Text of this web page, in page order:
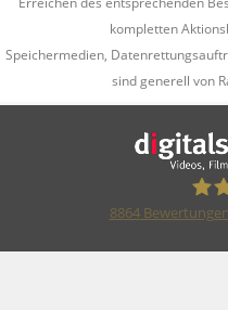
kompletten
Speichermedien,
sind generell von
8864